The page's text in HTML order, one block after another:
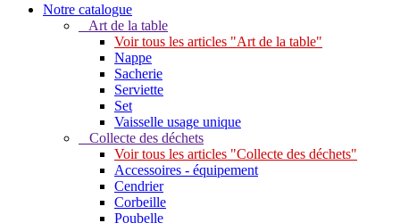
Notre catalogue
Art de la table
Voir tous les articles "Art de la table"
Nappe
Sacherie
Serviette
Set
Vaisselle usage unique
Collecte des déchets
Voir tous les articles "Collecte des déchets"
Accessoires - équipement
Cendrier
Corbeille
Poubelle